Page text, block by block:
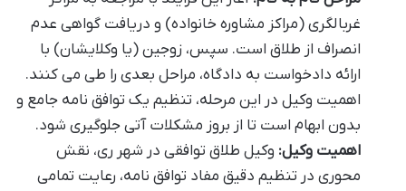
غربالگری (مراکز مشاوره خانواده) و دریافت گواهی عدم
انصراف از طلاق است. سپس، زوجین (یا وکلایشان) با
ارائه دادخواست به دادگاه، مراحل بعدی را طی می کنند.
اهمیت وکیل در این مرحله، تنظیم یک توافق نامه جامع و
بدون ابهام است تا از بروز مشکلات آتی جلوگیری شود.
اهمیت وکیل: وکیل طلاق توافقی در شهر ری، نقش
محوری در تنظیم دقیق مفاد توافق نامه، رعایت تمامی